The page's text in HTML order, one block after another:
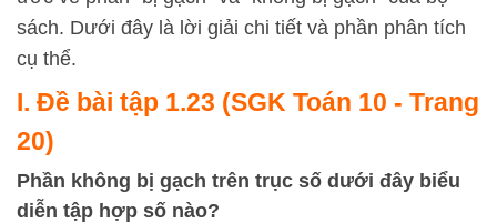
sách. Dưới đây là lời giải chi tiết và phần phân tích
cụ thể.
I. Đề bài tập 1.23 (SGK Toán 10 - Trang
20)
Phần không bị gạch trên trục số dưới đây biểu
diễn tập hợp số nào?